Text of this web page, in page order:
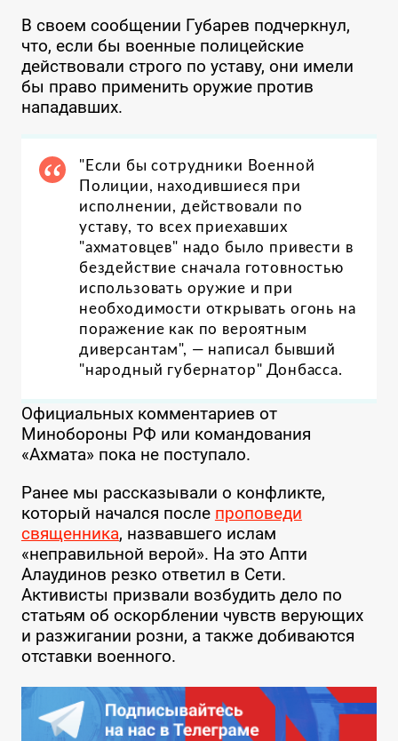
В своем сообщении Губарев подчеркнул,
что, если бы военные полицейские
действовали строго по уставу, они имели
бы право применить оружие против
нападавших.
"Если бы сотрудники Военной
Полиции, находившиеся при
исполнении, действовали по
уставу, то всех приехавших
"ахматовцев" надо было привести в
бездействие сначала готовностью
использовать оружие и при
необходимости открывать огонь на
поражение как по вероятным
диверсантам", — написал бывший
"народный губернатор" Донбасса.
Официальных комментариев от
Минобороны РФ или командования
«Ахмата» пока не поступало.
Ранее мы рассказывали о конфликте,
который начался после проповеди
священника, назвавшего ислам
«неправильной верой». На это Апти
Алаудинов резко ответил в Сети.
Активисты призвали возбудить дело по
статьям об оскорблении чувств верующих
и разжигании розни, а также добиваются
отставки военного.